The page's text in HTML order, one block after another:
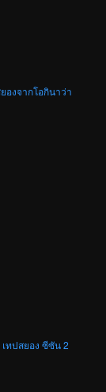
องจากโอกินาว่า
เทปสยอง ซีซัน 2